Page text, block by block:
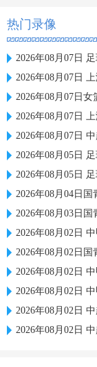
热门录像
2026年08月07日
2026年08月07日 上
2026年08月07日女
2026年08月07日 上
2026年08月07日
2026年08月05日
2026年08月05日
2026年08月04日国青
2026年08月03日国
2026年08月02日
2026年08月02日国青
2026年08月02日
2026年08月02日
2026年08月02日
2026年08月02日